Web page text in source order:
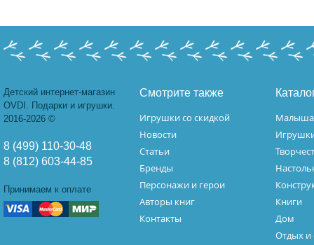
Детский интернет-магазин
OVDI. Подарки и игрушки.
2016-2026 ©
8 (499) 110-30-48
8 (812) 603-44-85
Принимаем к оплате
Смотрите также
Игрушки со скидкой
Новости
Статьи
Бренды
Персонажи и герои
Авторы книг
Контакты
Книги
Дом
Отдых и